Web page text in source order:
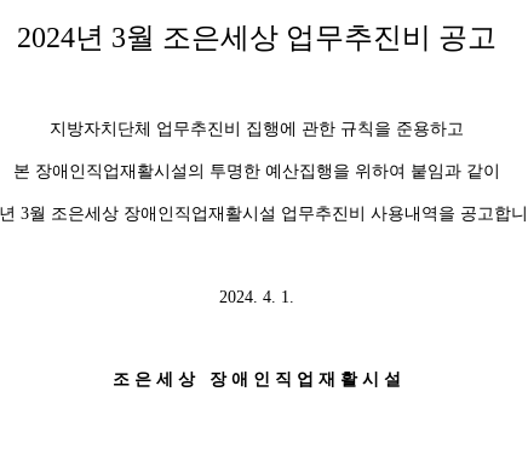
2024년 3월 조은세상 업무추진비 공고
지방자치단체 업무추진비 집행에 관한 규칙을 준용하고
본 장애인직업재활시설의 투명한 예산집행을 위하여 붙임과 같이
3월 조은세상 장애인직업재활시설 업무추진비 사용내역을 공고합
2024. 4. 1.
조 은 세 상 장 애 인 직 업 재 활 시 설